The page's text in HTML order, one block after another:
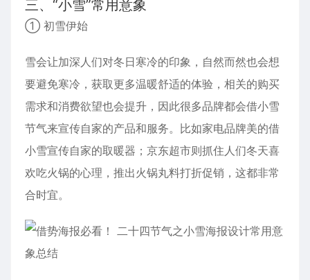
三、“小雪”常用意象
① 初雪伊始
雪会让加深人们对冬日寒冷的印象，自然而然也会想
要避免寒冷，获取更多温暖舒适的体验，相关的购买
需求和消费欲望也会提升，因此很多品牌都会借小雪
节气来宣传自家的产品和服务。比如家电品牌美的借
小雪宣传自家的取暖器；京东超市则抓住人们冬天喜
欢吃火锅的心理，推出火锅丸料打折促销，这都非常
合时宜。